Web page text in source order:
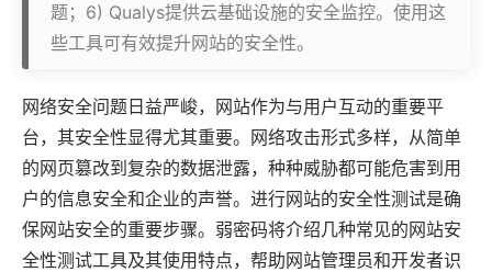
题；6) Qualys提供云基础设施的安全监控。使用这
些工具可有效提升网站的安全性。
网络安全问题日益严峻，网站作为与用户互动的重要平
台，其安全性显得尤其重要。网络攻击形式多样，从简单
的网页篡改到复杂的数据泄露，种种威胁都可能危害到用
户的信息安全和企业的声誉。进行网站的安全性测试是确
保网站安全的重要步骤。 弱密码将介绍几种常见的网站安
全性测试工具及其使用特点，帮助网站管理员和开发者识